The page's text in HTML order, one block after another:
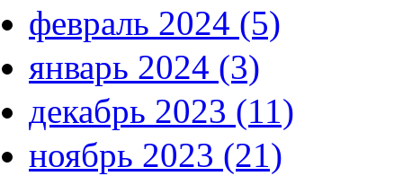
февраль 2024 (5)
январь 2024 (3)
декабрь 2023 (11)
ноябрь 2023 (21)